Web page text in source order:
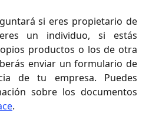
si eres propietario de
un individuo, si estás
productos o los de otra
enviar un formulario de
de tu empresa. Puedes
sobre los documentos
.